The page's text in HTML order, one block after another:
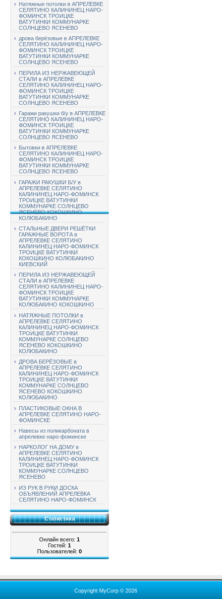
Натяжные потолки в АПРЕЛЕВКЕ
СЕЛЯТИНО КАЛИНИНЕЦ НАРО-
ФОМИНСК ТРОИЦКЕ
ВАТУТИНКИ КОММУНАРКЕ
СОЛНЦЕВО ЯСЕНЕВО
дрова берёзовые в АПРЕЛЕВКЕ
СЕЛЯТИНО КАЛИНИНЕЦ НАРО-
ФОМИНСК ТРОИЦКЕ
ВАТУТИНКИ КОММУНАРКЕ
СОЛНЦЕВО ЯСЕНЕВО
ПЕРИЛА ИЗ НЕРЖАВЕЮЩЕЙ
СТАЛИ в АПРЕЛЕВКЕ
СЕЛЯТИНО КАЛИНИНЕЦ НАРО-
ФОМИНСК ТРОИЦКЕ
ВАТУТИНКИ КОММУНАРКЕ
СОЛНЦЕВО ЯСЕНЕВО
Гаражи ракушки б/у в АПРЕЛЕВКЕ
СЕЛЯТИНО КАЛИНИНЕЦ НАРО-
ФОМИНСК ТРОИЦКЕ
ВАТУТИНКИ КОММУНАРКЕ
СОЛНЦЕВО ЯСЕНЕВО
Бытовки в АПРЕЛЕВКЕ
СЕЛЯТИНО КАЛИНИНЕЦ НАРО-
ФОМИНСК ТРОИЦКЕ
ВАТУТИНКИ КОММУНАРКЕ
СОЛНЦЕВО ЯСЕНЕВО
ГАРАЖИ РАКУШКИ Б/У в
АПРЕЛЕВКЕ СЕЛЯТИНО
КАЛИНИНЕЦ НАРО-ФОМИНСК
ТРОИЦКЕ ВАТУТИНКИ
КОММУНАРКЕ СОЛНЦЕВО
ЯСЕНЕВО КОКОШКИНО
КОЛЮБАКИНО
СТАЛЬНЫЕ ДВЕРИ РЕШЁТКИ
ГАРАЖНЫЕ ВОРОТА в
АПРЕЛЕВКЕ СЕЛЯТИНО
КАЛИНИНЕЦ НАРО-ФОМИНСК
ТРОИЦКЕ ВАТУТИНКИ
КОКОШКИНО КОЛЮБАКИНО
КИЕВСКИЙ
ПЕРИЛА ИЗ НЕРЖАВЕЮЩЕЙ
СТАЛИ в АПРЕЛЕВКЕ
СЕЛЯТИНО КАЛИНИНЕЦ НАРО-
ФОМИНСК ТРОИЦКЕ
ВАТУТИНКИ КОММУНАРКЕ
КОЛЮБАКИНО КОКОШКИНО
НАТЯЖНЫЕ ПОТОЛКИ в
АПРЕЛЕВКЕ СЕЛЯТИНО
КАЛИНИНЕЦ НАРО-ФОМИНСК
ТРОИЦКЕ ВАТУТИНКИ
КОММУНАРКЕ СОЛНЦЕВО
ЯСЕНЕВО КОКОШКИНО
КОЛЮБАКИНО
ДРОВА БЕРЁЗОВЫЕ в
АПРЕЛЕВКЕ СЕЛЯТИНО
КАЛИНИНЕЦ НАРО-ФОМИНСК
ТРОИЦКЕ ВАТУТИНКИ
КОММУНАРКЕ СОЛНЦЕВО
ЯСЕНЕВО КОКОШКИНО
КОЛЮБАКИНО
ПЛАСТИКОВЫЕ ОКНА В
АПРЕЛЕВКЕ СЕЛЯТИНО НАРО-
ФОМИНСКЕ
Навесы из поликарбоната в
апрелевке наро-фоминске
НАРКОЛОГ НА ДОМУ в
АПРЕЛЕВКЕ СЕЛЯТИНО
КАЛИНИНЕЦ НАРО-ФОМИНСК
ТРОИЦКЕ ВАТУТИНКИ
КОММУНАРКЕ СОЛНЦЕВО
ЯСЕНЕВО
ИЗ РУК В РУКИ ДОСКА
ОБЪЯВЛЕНИЙ АПРЕЛЕВКА
СЕЛЯТИНО НАРО-ФОМИНСК
Статистика
Онлайн всего: 1
Гостей: 1
Пользователей: 0
Copyright MyCorp © 2026